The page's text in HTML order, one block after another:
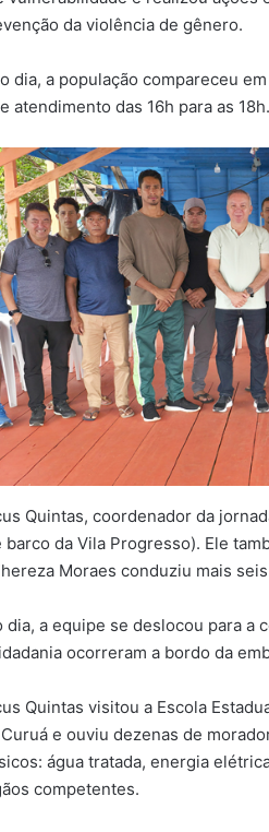
da violência de gênero.
dia, a população compareceu
atendimento das 16h para as 18h.
Quintas, coordenador da
barco da Vila Progresso). Ele
Moraes conduziu mais
dia, a equipe se deslocou para a
ocorreram a bordo da
Quintas visitou a Escola
e ouviu dezenas de
água tratada, energia
competentes.